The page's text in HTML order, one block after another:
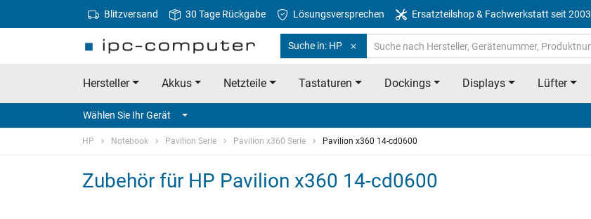
Blitzversand 30 Tage Rückgabe Lösungsversprechen Ersatzteilshop & Fachwerkstatt seit 2003
Suche in: HP
Hersteller Akkus Netzteile Tastaturen Dockings Displays Lüfter
Wählen Sie Ihr Gerät
HP Notebook Pavilion Serie Pavilion x360 Serie Pavilion x360 14-cd0600
Zubehör für HP Pavilion x360 14-cd0600